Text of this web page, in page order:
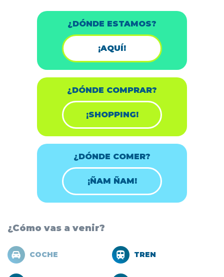
¿DÓNDE ESTAMOS?
¡AQUÍ!
¿DÓNDE COMPRAR?
¡SHOPPING!
¿DÓNDE COMER?
¡ÑAM ÑAM!
¿Cómo vas a venir?
COCHE TREN